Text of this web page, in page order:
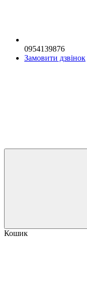
0954139876
Замовити дзвінок
Кошик